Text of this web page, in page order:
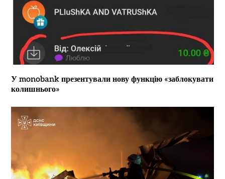
У monobank презентували нову функцію «заблокувати
колишнього»